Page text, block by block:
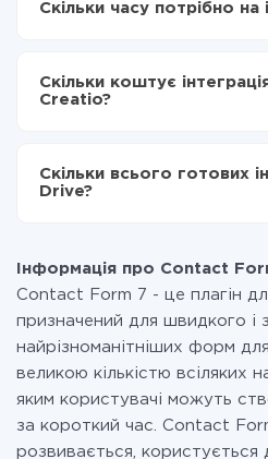
Вибираєте які дані
Тепер дані будуть
Contact Form 7 в Creatio
Скільки часу потрібно на
становити від 5-ти до 30-
налаштування займає 10-15
Скільки коштує
Creatio?
Ви оплачуєте лише кількість
передаються з однієї вашої
при необхідності.
Скільки всього готових
Drive?
Інформація про Contact
Contact Form 7 - це плагін
призначений для швидкого і
найрізноманітніших форм для
великою кількістю всіляких
яким користувачі можуть
за короткий час. Contact
розвивається,